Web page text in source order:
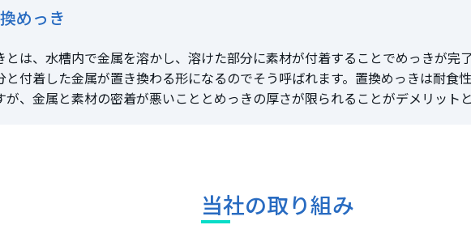
めっき
とは、水槽内で金属を溶かし、溶けた部分に素材が付着することでめっきが完
と付着した金属が置き換わる形になるのでそう呼ばれます。置換めっきは耐食
が、金属と素材の密着が悪いこととめっきの厚さが限られることがデメリットと
当社の取り組み